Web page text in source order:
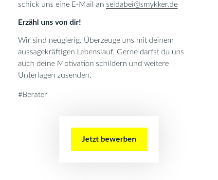
schick uns eine E-Mail an seidabei@smykker.de
Erzähl uns von dir!
Wir sind neugierig. Überzeuge uns mit deinem
aussagekräftigen Lebenslauf. Gerne darfst du uns
auch deine Motivation schildern und weitere
Unterlagen zusenden.
#Berater
Jetzt bewerben